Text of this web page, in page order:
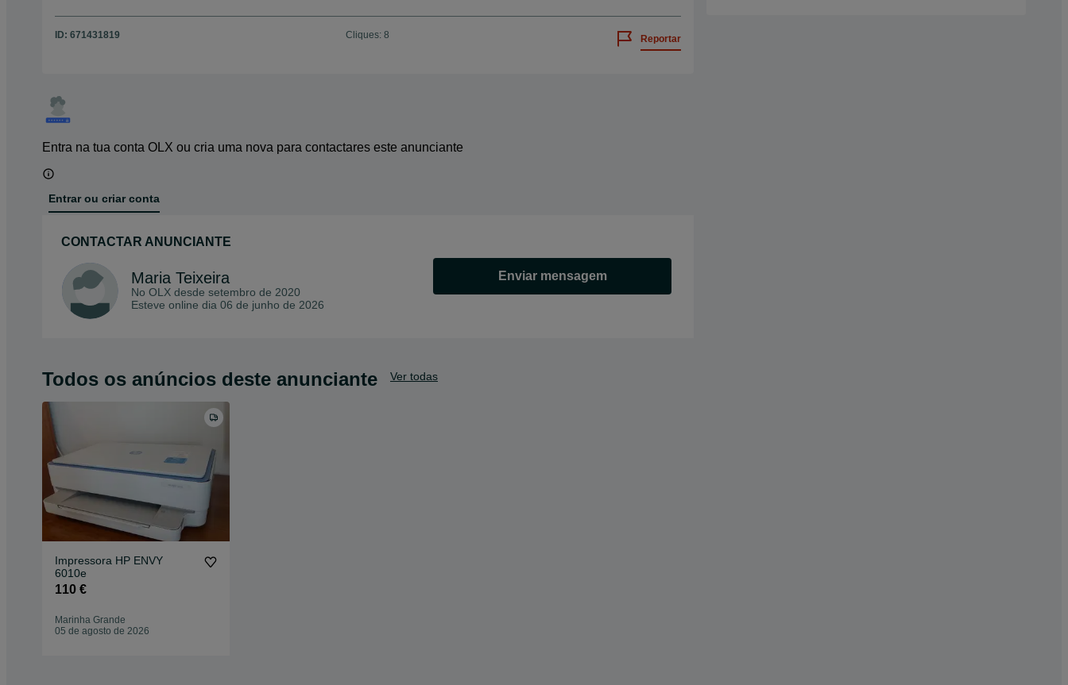
ID: 671431819 Cliques: 8 Reportar
Entra na tua conta OLX ou cria uma nova para contactares este anunciante
Entrar ou criar conta
CONTACTAR ANUNCIANTE
Maria Teixeira
No OLX desde setembro de 2020
Esteve online dia 06 de junho de 2026
Enviar mensagem
Todos os anúncios deste anunciante Ver todas
Impressora HP ENVY
6010e
110 €
Marinha Grande
05 de agosto de 2026